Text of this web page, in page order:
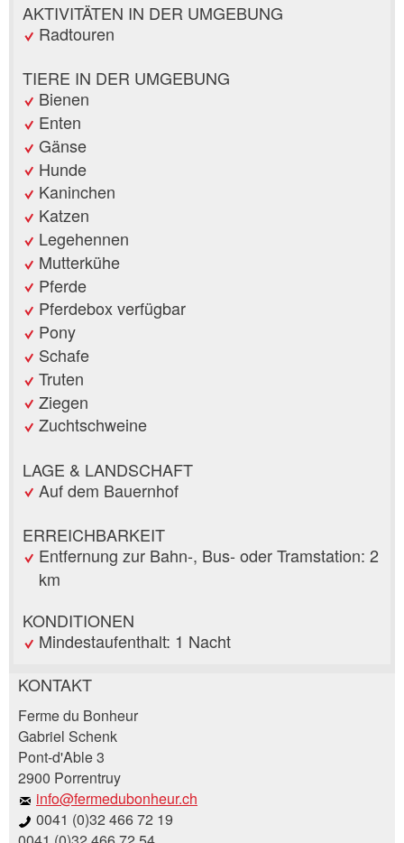
AKTIVITÄTEN IN DER UMGEBUNG
Radtouren
TIERE IN DER UMGEBUNG
Bienen
Enten
Gänse
Hunde
Kaninchen
Katzen
Legehennen
Mutterkühe
Pferde
Pferdebox verfügbar
Pony
Schafe
Truten
Ziegen
Zuchtschweine
LAGE & LANDSCHAFT
Auf dem Bauernhof
ERREICHBARKEIT
Entfernung zur Bahn-, Bus- oder Tramstation: 2
km
KONDITIONEN
Mindestaufenthalt: 1 Nacht
Anzeige beanstanden
Ihr Feedback wird sehr geschätzt!
Allgemeines Feedback
Anzeige nicht mehr gültig
Anzeige weiterempfehlen
Empfehlen Sie diese Anzeige an Freunde weiter.
KONTAKT
Ferme du Bonheur
Gabriel Schenk
Pont-d'Able 3
2900 Porrentruy
info@fermedubonheur.ch
0041 (0)32 466 72 19